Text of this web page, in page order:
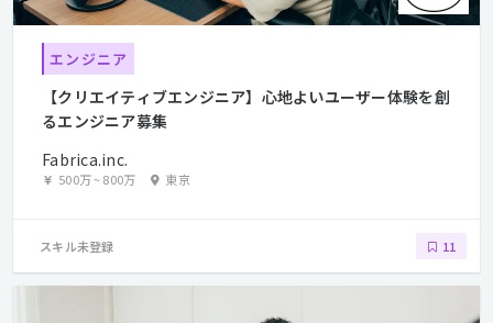
エンジニア
【クリエイティブエンジニア】心地よいユーザー体験を創
るエンジニア募集
Fabrica.inc.
500万~800万 東京
スキル未登録 11